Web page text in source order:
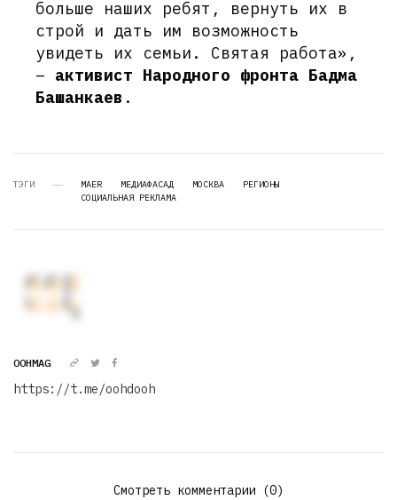
больше наших ребят, вернуть их в
строй и дать им возможность
увидеть их семьи. Святая работа»,
– активист Народного фронта Бадма
Башанкаев .
ТЭГИ MAER МЕДИАФАСАД МОСКВА
РЕГИОНЫ
СОЦИАЛЬНАЯ РЕКЛАМА
OOHMAG
https://t.me/oohdooh
Смотреть комментарии (0)